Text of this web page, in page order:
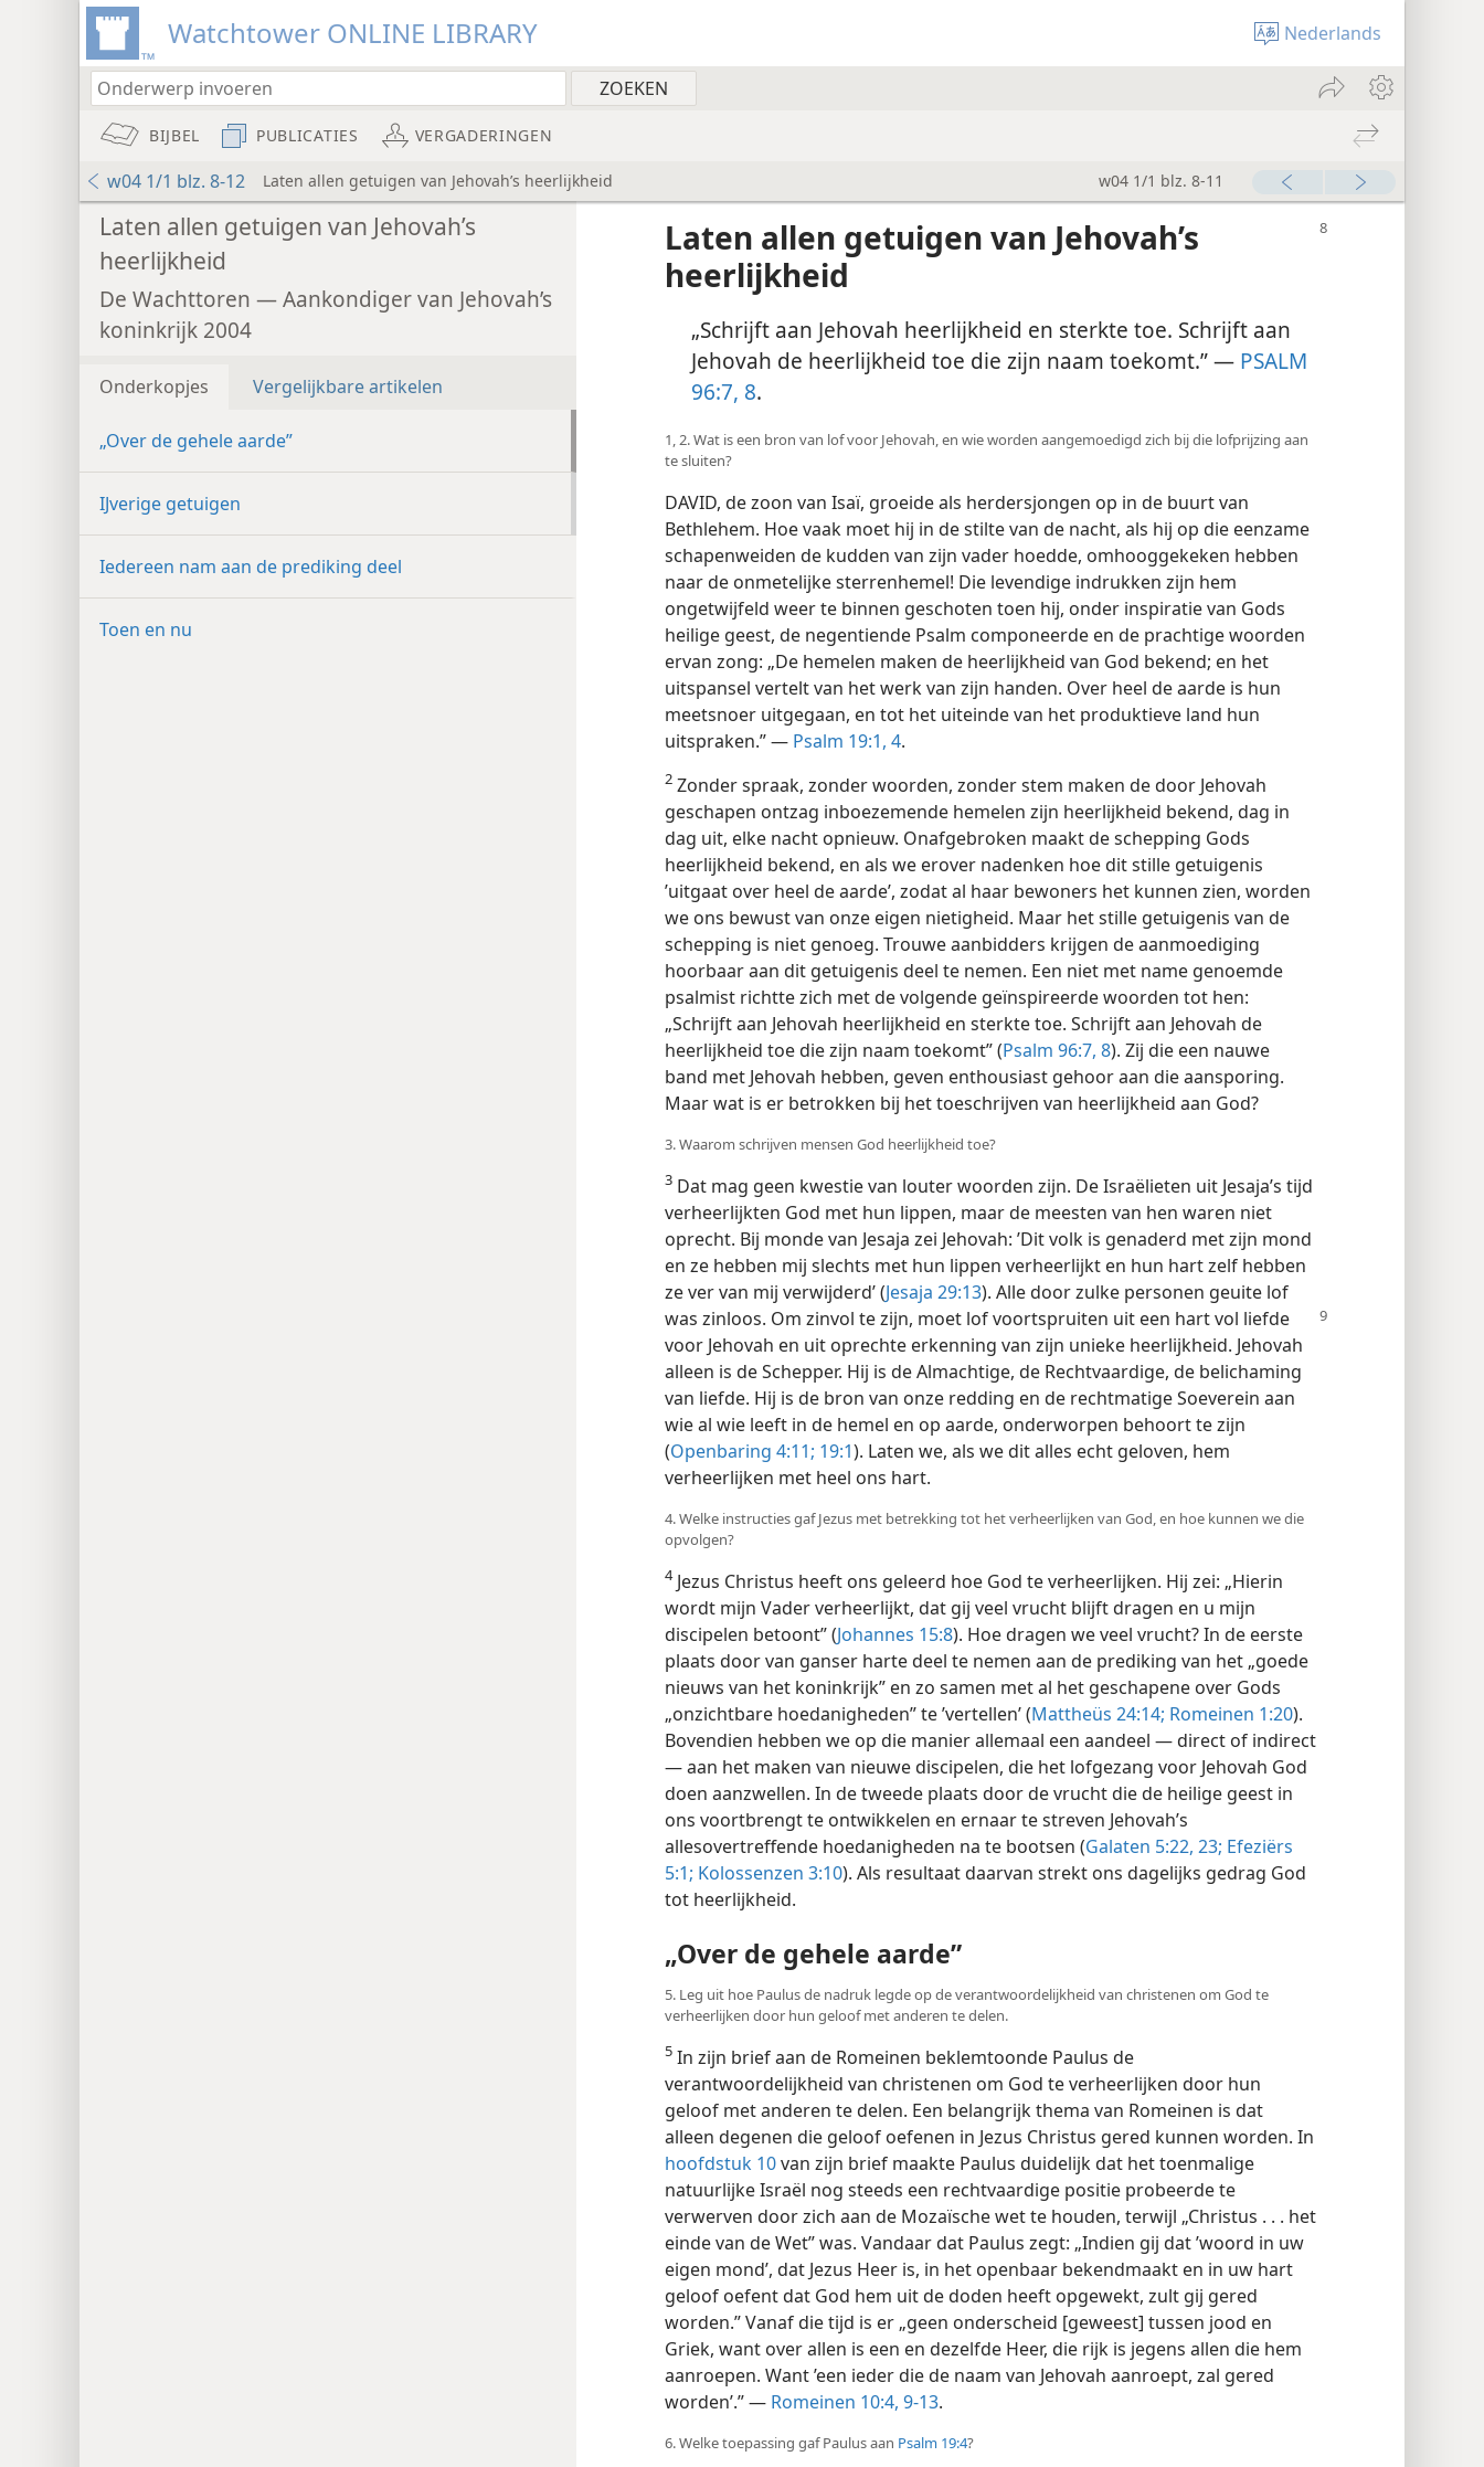
Watchtower ONLINE LIBRARY Nederlands
BIJBEL PUBLICATIES VERGADERINGEN
w04 1/1 blz. 8-12 Laten allen getuigen van Jehovah’s heerlijkheid w04 1/1 blz. 8-11
Laten allen getuigen van Jehovah’s
heerlijkheid
De Wachttoren — Aankondiger van Jehovah’s
koninkrijk 2004
Onderkopjes Vergelijkbare artikelen
„Over de gehele aarde”
IJverige getuigen
Iedereen nam aan de prediking deel
Toen en nu
Laten allen getuigen van Jehovah’s
heerlijkheid
„Schrijft aan Jehovah heerlijkheid en sterkte toe. Schrijft aan
Jehovah de heerlijkheid toe die zijn naam toekomt.” — PSALM
96:7, 8.
1, 2. Wat is een bron van lof voor Jehovah, en wie worden aangemoedigd zich bij die lofprijzing aan
te sluiten?
DAVID, de zoon van Isaï, groeide als herdersjongen op in de buurt van
Bethlehem. Hoe vaak moet hij in de stilte van de nacht, als hij op die eenzame
schapenweiden de kudden van zijn vader hoedde, omhooggekeken hebben
naar de onmetelijke sterrenhemel! Die levendige indrukken zijn hem
ongetwijfeld weer te binnen geschoten toen hij, onder inspiratie van Gods
heilige geest, de negentiende Psalm componeerde en de prachtige woorden
ervan zong: „De hemelen maken de heerlijkheid van God bekend; en het
uitspansel vertelt van het werk van zijn handen. Over heel de aarde is hun
meetsnoer uitgegaan, en tot het uiteinde van het produktieve land hun
uitspraken.” — Psalm 19:1, 4.
2 Zonder spraak, zonder woorden, zonder stem maken de door Jehovah
geschapen ontzag inboezemende hemelen zijn heerlijkheid bekend, dag in
dag uit, elke nacht opnieuw. Onafgebroken maakt de schepping Gods
heerlijkheid bekend, en als we erover nadenken hoe dit stille getuigenis
’uitgaat over heel de aarde’, zodat al haar bewoners het kunnen zien, worden
we ons bewust van onze eigen nietigheid. Maar het stille getuigenis van de
schepping is niet genoeg. Trouwe aanbidders krijgen de aanmoediging
hoorbaar aan dit getuigenis deel te nemen. Een niet met name genoemde
psalmist richtte zich met de volgende geïnspireerde woorden tot hen:
„Schrijft aan Jehovah heerlijkheid en sterkte toe. Schrijft aan Jehovah de
heerlijkheid toe die zijn naam toekomt” (Psalm 96:7, 8). Zij die een nauwe
band met Jehovah hebben, geven enthousiast gehoor aan die aansporing.
Maar wat is er betrokken bij het toeschrijven van heerlijkheid aan God?
3. Waarom schrijven mensen God heerlijkheid toe?
3 Dat mag geen kwestie van louter woorden zijn. De Israëlieten uit Jesaja’s tijd
verheerlijkten God met hun lippen, maar de meesten van hen waren niet
oprecht. Bij monde van Jesaja zei Jehovah: ’Dit volk is genaderd met zijn mond
en ze hebben mij slechts met hun lippen verheerlijkt en hun hart zelf hebben
ze ver van mij verwijderd’ (Jesaja 29:13). Alle door zulke personen geuite lof
was zinloos. Om zinvol te zijn, moet lof voortspruiten uit een hart vol liefde
voor Jehovah en uit oprechte erkenning van zijn unieke heerlijkheid. Jehovah
alleen is de Schepper. Hij is de Almachtige, de Rechtvaardige, de belichaming
van liefde. Hij is de bron van onze redding en de rechtmatige Soeverein aan
wie al wie leeft in de hemel en op aarde, onderworpen behoort te zijn
(Openbaring 4:11; 19:1). Laten we, als we dit alles echt geloven, hem
verheerlijken met heel ons hart.
4. Welke instructies gaf Jezus met betrekking tot het verheerlijken van God, en hoe kunnen we die
opvolgen?
4Jezus Christus heeft ons geleerd hoe God te verheerlijken. Hij zei: „Hierin
wordt mijn Vader verheerlijkt, dat gij veel vrucht blijft dragen en u mijn
discipelen betoont” (Johannes 15:8). Hoe dragen we veel vrucht? In de eerste
plaats door van ganser harte deel te nemen aan de prediking van het „goede
nieuws van het koninkrijk” en zo samen met al het geschapene over Gods
„onzichtbare hoedanigheden” te ’vertellen’ (Mattheüs 24:14; Romeinen 1:20).
Bovendien hebben we op die manier allemaal een aandeel — direct of indirect
— aan het maken van nieuwe discipelen, die het lofgezang voor Jehovah God
doen aanzwellen. In de tweede plaats door de vrucht die de heilige geest in
ons voortbrengt te ontwikkelen en ernaar te streven Jehovah’s
allesovertreffende hoedanigheden na te bootsen (Galaten 5:22, 23; Efeziërs
5:1; Kolossenzen 3:10). Als resultaat daarvan strekt ons dagelijks gedrag God
tot heerlijkheid.
„Over de gehele aarde”
5. Leg uit hoe Paulus de nadruk legde op de verantwoordelijkheid van christenen om God te
verheerlijken door hun geloof met anderen te delen.
5 In zijn brief aan de Romeinen beklemtoonde Paulus de
verantwoordelijkheid van christenen om God te verheerlijken door hun
geloof met anderen te delen. Een belangrijk thema van Romeinen is dat
alleen degenen die geloof oefenen in Jezus Christus gered kunnen worden. In
hoofdstuk 10van zijn brief maakte Paulus duidelijk dat het toenmalige
natuurlijke Israël nog steeds een rechtvaardige positie probeerde te
verwerven door zich aan de Mozaïsche wet te houden, terwijl „Christus . . . het
einde van de Wet” was. Vandaar dat Paulus zegt: „Indien gij dat ’woord in uw
eigen mond’, dat Jezus Heer is, in het openbaar bekendmaakt en in uw hart
geloof oefent dat God hem uit de doden heeft opgewekt, zult gij gered
worden.” Vanaf die tijd is er „geen onderscheid [geweest] tussen jood en
Griek, want over allen is een en dezelfde Heer, die rijk is jegens allen die hem
aanroepen. Want ’een ieder die de naam van Jehovah aanroept, zal gered
worden’.” — Romeinen 10:4, 9-13.
6. Welke toepassing gaf Paulus aan Psalm 19:4?